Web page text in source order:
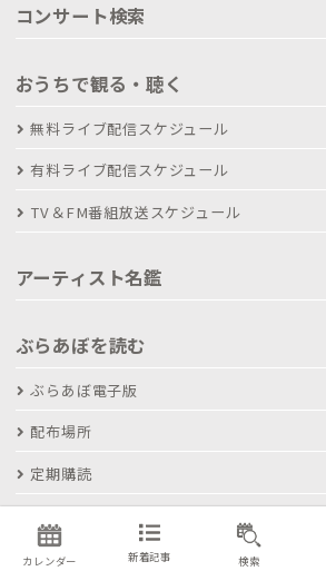
コンサート検索
おうちで観る・聴く
無料ライブ配信スケジュール
有料ライブ配信スケジュール
TV＆FM番組放送スケジュール
アーティスト名鑑
ぶらあぼを読む
ぶらあぼ電子版
配布場所
定期購読
カレンダー 新着記事 検索